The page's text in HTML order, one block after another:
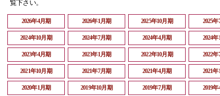
覧下さい。
2026年4月期 2026年1月期 2025年10月期 2025
2024年10月期 2024年7月期 2024年4月期 2024
2023年4月期 2023年1月期 2022年10月期 2022
2021年10月期 2021年7月期 2021年4月期 2021
2020年1月期 2019年10月期 2019年7月期 2019